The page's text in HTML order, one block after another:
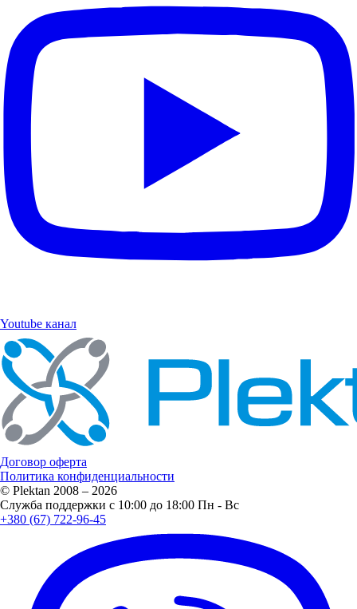
Youtube канал
Договор оферта
Политика конфиденциальности
© Plektan 2008 – 2026
Служба поддержки с 10:00 до 18:00 Пн - Вс
+380 (67) 722-96-45